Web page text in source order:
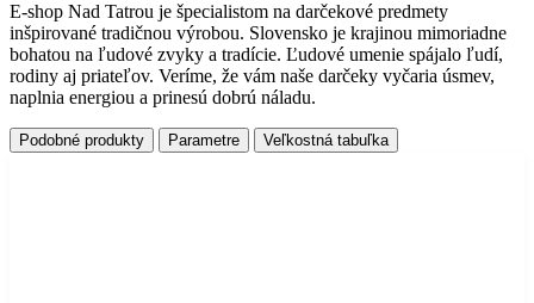
E-shop Nad Tatrou je špecialistom na darčekové predmety
inšpirované tradičnou výrobou. Slovensko je krajinou mimoriadne
bohatou na ľudové zvyky a tradície. Ľudové umenie spájalo ľudí,
rodiny aj priateľov. Veríme, že vám naše darčeky vyčaria úsmev,
naplnia energiou a prinesú dobrú náladu.
Podobné produkty Parametre Veľkostná tabuľka